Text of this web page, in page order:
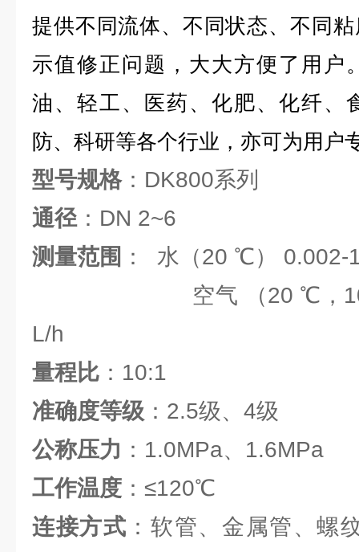
提供不同流体、不同状态、不同
示值修正问题，大大方便了用户
油、轻工、医药、化肥、化纤、
防、科研等各个行业，亦可为用户
型号规格：DK800系列
通径：DN 2~6
测量范围 ： 水（20 ℃） 0.002-
空气 （20 ℃，
L/h
量程比 ：10:1
准确度等级 ：2.5级、4级
公称压力 ：1.0MPa、1.6MPa
工作温度 ：≤120℃
连接方式 ：软管、金属管、螺